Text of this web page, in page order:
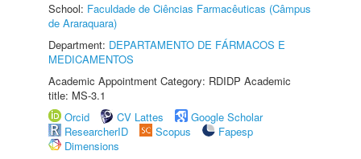
School: Faculdade de Ciências Farmacêuticas (Câmpus
de Araraquara)
Department: DEPARTAMENTO DE FÁRMACOS E
MEDICAMENTOS
Academic Appointment Category: RDIDP Academic
title: MS-3.1
Orcid
CV Lattes
Google Scholar
ResearcherID
Scopus
Fapesp
Dimensions